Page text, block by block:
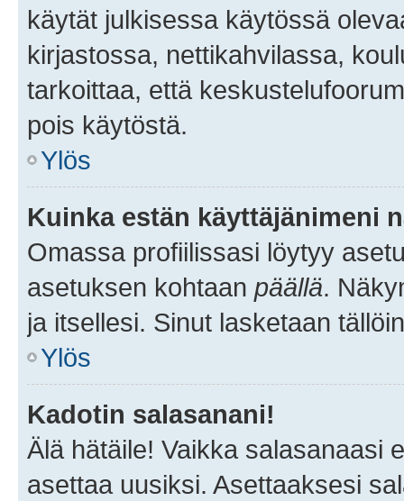
käytät julkisessa käytössä
kirjastossa, nettikahvilassa,
tarkoittaa, että
pois käytöstä.
Ylös
Kuinka estän käyttäjänimeni
Omassa profiilissasi löytyy
asetuksen kohtaan päällä.
ja itsellesi. Sinut lasketaan
Ylös
Kadotin salasanani!
Älä hätäile! Vaikka salasanaasi
asettaa uusiksi. Asettaaksesi